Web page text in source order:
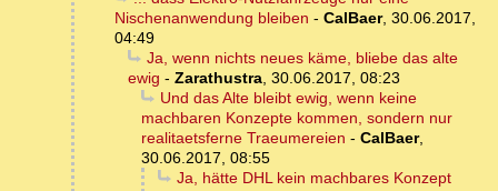
Nischenanwendung bleiben - CalBaer, 30.06.2017,
04:49
Ja, wenn nichts neues käme, bliebe das alte
ewig - Zarathustra, 30.06.2017, 08:23
Und das Alte bleibt ewig, wenn keine
machbaren Konzepte kommen, sondern nur
realitaetsferne Traeumereien - CalBaer,
30.06.2017, 08:55
Ja, hätte DHL kein machbares Konzept